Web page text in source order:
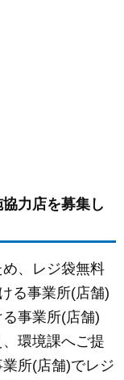
力店を募集し
、レジ袋無料
る事業所(店舗)
事業所(店舗)
環境課へご提
所(店舗)でレジ